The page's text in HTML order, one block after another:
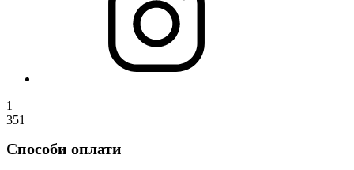
1
351
Способи оплати